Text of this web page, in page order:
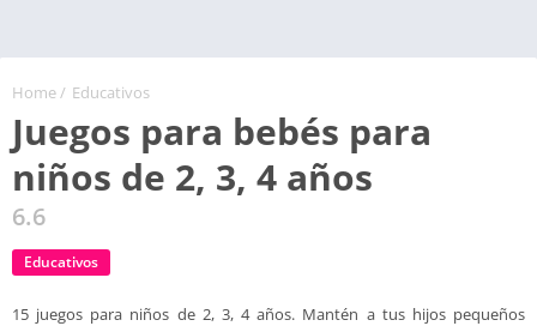
Home/ Educativos
Juegos para bebés para
niños de 2, 3, 4 años
6.6
Educativos
15 juegos para niños de 2, 3, 4 años. Mantén a tus hijos pequeños